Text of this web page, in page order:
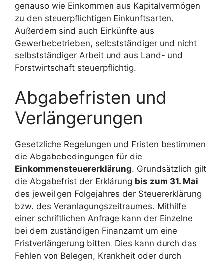
genauso wie Einkommen aus Kapitalvermögen
zu den steuerpflichtigen Einkunftsarten.
Außerdem sind auch Einkünfte aus
Gewerbebetrieben, selbstständiger und nicht
selbstständiger Arbeit und aus Land- und
Forstwirtschaft steuerpflichtig.
Abgabefristen und
Verlängerungen
Gesetzliche Regelungen und Fristen bestimmen
die Abgabebedingungen für die
Einkommensteuererklärung. Grundsätzlich gilt
die Abgabefrist der Erklärung bis zum 31. Mai
des jeweiligen Folgejahres der Steuererklärung
bzw. des Veranlagungszeitraumes. Mithilfe
einer schriftlichen Anfrage kann der Einzelne
bei dem zuständigen Finanzamt um eine
Fristverlängerung bitten. Dies kann durch das
Fehlen von Belegen, Krankheit oder durch